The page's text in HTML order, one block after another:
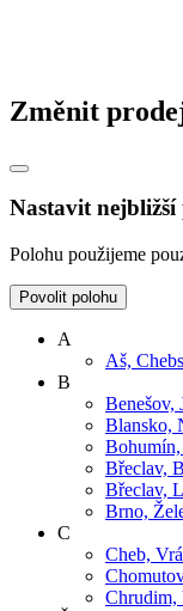
Změnit
Nastavit
Polohu použijeme
Povolit polohu
A
Aš,
B
Benešov,
Blansko,
Břeclav,
Břeclav,
Brno,
C
Cheb,
Chrudim,